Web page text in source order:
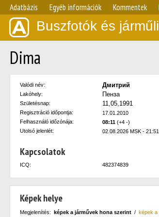
Adatbázis Egyéb információk Kommentek
Buszfotók és
Dima
Valódi név: Дмитрий
Lakóhely: Пенза
Születésnap: 11,05,1991
Regisztráció időpontja:
17.01.2010
Felhasználó időzónája:
08:11 (+4 -)
Utolsó jelenlét:
02.08.2026 MSK -
Kapcsolatok
ICQ: 482374839
Képek helye
Megjelenítés: képek a járművek hona szerint / képek a